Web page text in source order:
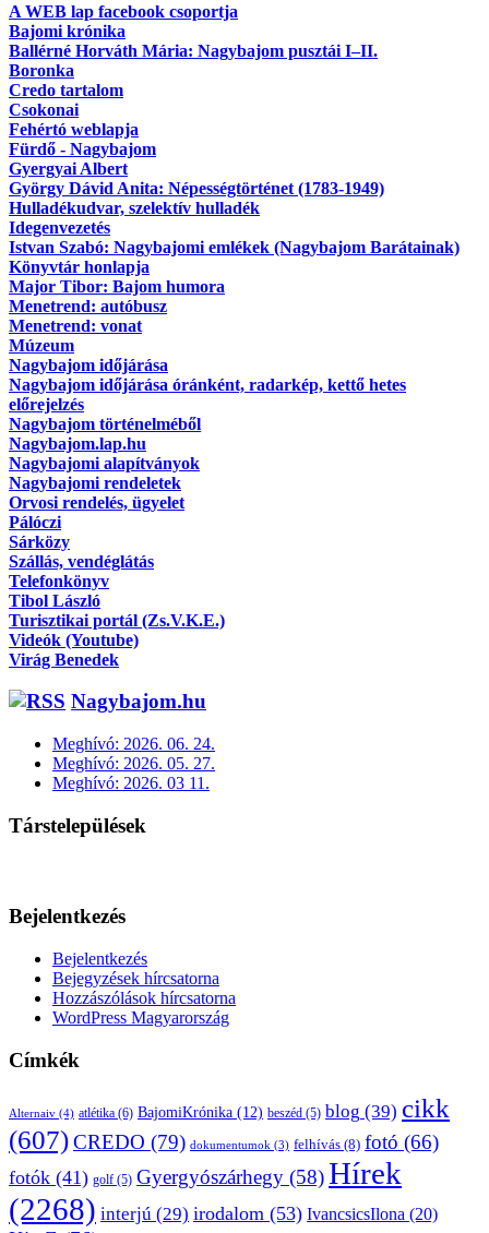
A WEB lap facebook csoportja
Bajomi krónika
Ballérné Horváth Mária: Nagybajom pusztái I–II.
Boronka
Credo tartalom
Csokonai
Fehértó weblapja
Fürdő - Nagybajom
Gyergyai Albert
György Dávid Anita: Népességtörténet (1783-1949)
Hulladékudvar, szelektív hulladék
Idegenvezetés
Istvan Szabó: Nagybajomi emlékek (Nagybajom Barátainak)
Könyvtár honlapja
Major Tibor: Bajom humora
Menetrend: autóbusz
Menetrend: vonat
Múzeum
Nagybajom időjárása
Nagybajom időjárása óránként, radarkép, kettő hetes
előrejelzés
Nagybajom történelméből
Nagybajom.lap.hu
Nagybajomi alapítványok
Nagybajomi rendeletek
Orvosi rendelés, ügyelet
Pálóczi
Sárközy
Szállás, vendéglátás
Telefonkönyv
Tibol László
Turisztikai portál (Zs.V.K.E.)
Videók (Youtube)
Virág Benedek
Nagybajom.hu
Meghívó: 2026. 06. 24.
Meghívó: 2026. 05. 27.
Meghívó: 2026. 03 11.
Társtelepülések
Bejelentkezés
Bejelentkezés
Bejegyzések hírcsatorna
Hozzászólások hírcsatorna
WordPress Magyarország
Címkék
Alternaiv (4) atlétika (6) BajomiKrónika (12) beszéd (5) blog (39) cikk
(607)CREDO (79) dokumentumok (3) felhívás (8) fotó (66)
fotók (41) golf (5) Gyergyószárhegy (58)Hírek
(2268) interjú (29) irodalom (53) IvancsicsIlona (20)